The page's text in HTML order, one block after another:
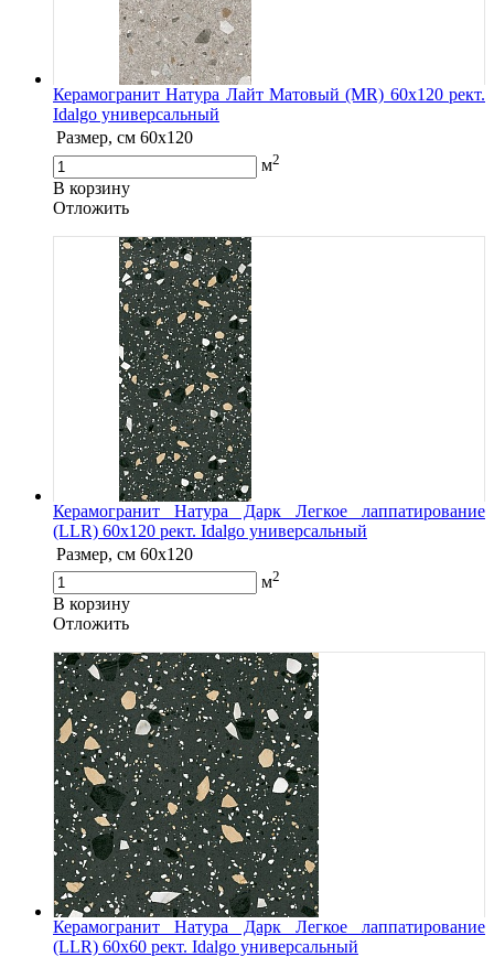
Керамогранит Натура Лайт Матовый (MR) 60х120 рект.
Idalgo универсальный
Размер, см 60х120
м2
В корзину
Oтложить
Керамогранит Натура Дарк Легкое лаппатирование
(LLR) 60х120 рект. Idalgo универсальный
Размер, см 60х120
м2
В корзину
Oтложить
Керамогранит Натура Дарк Легкое лаппатирование
(LLR) 60х60 рект. Idalgo универсальный